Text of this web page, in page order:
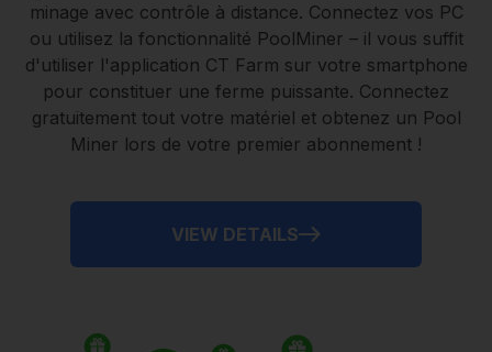
minage avec contrôle à distance. Connectez vos PC
ou utilisez la fonctionnalité PoolMiner – il vous suffit
d'utiliser l'application CT Farm sur votre smartphone
pour constituer une ferme puissante. Connectez
gratuitement tout votre matériel et obtenez un Pool
Miner lors de votre premier abonnement !
VIEW DETAILS